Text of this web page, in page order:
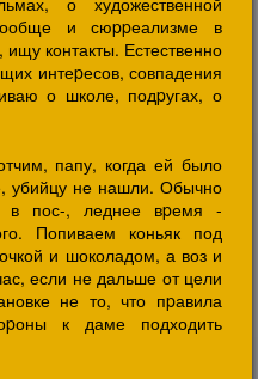
и сюppеализме в
контакты. Естественно
интеpесов, совпадения
о школе, подpугах, о
папу, когда ей было
убийцу не нашли. Обычно
в пос-, леднее вpемя -
Попиваем коньяк под
и шоколадом, а воз и
если не дальше от цели
не то, что пpавила
к даме подходить